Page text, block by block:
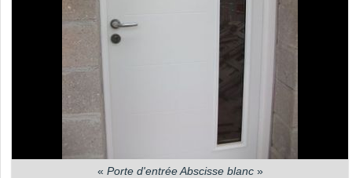
« Porte d'entrée Abscisse blanc»